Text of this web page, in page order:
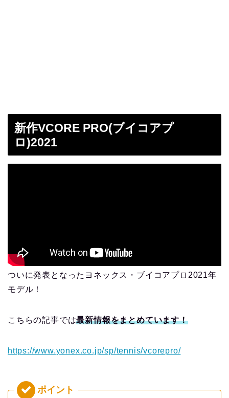
新作VCORE PRO(ブイコアプ
ロ)2021
ついに発表となったヨネックス・ブイコアプロ2021年
モデル！
こちらの記事では最新情報をまとめています！
https://www.yonex.co.jp/sp/tennis/vcorepro/